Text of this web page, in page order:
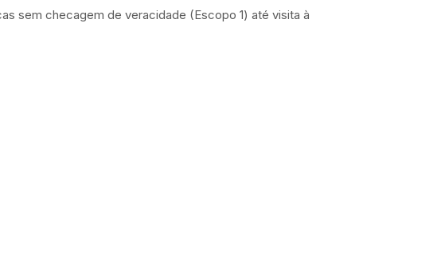
sem checagem de veracidade (Escopo 1) até visita à